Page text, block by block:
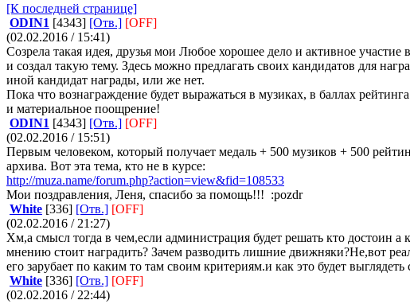
[К последней странице]
ODIN1 [4343] [Отв.] [OFF]
(02.02.2016 / 15:41)
Созрела такая идея, друзья мои Любое хорошее дело и активное участие
и создал такую тему. Здесь можно предлагать своих кандидатов для
иной кандидат награды, или же нет.
Пока что вознаграждение будет выражаться в музиках, в баллах
и материальное поощрение!
ODIN1 [4343] [Отв.] [OFF]
(02.02.2016 / 15:51)
Первым человеком, который получает медаль + 500 музиков + 500
архива. Вот эта тема, кто не в курсе:
http://muza.name/forum.php?action=view&fid=108533
Мои поздравления, Леня, спасибо за помощь!!! :pozdr
White [336] [Отв.] [OFF]
(02.02.2016 / 21:27)
Хм,а смысл тогда в чем,если администрация будет решать кто достоин
мнению стоит наградить? Зачем разводить лишние движняки?Не,вот
его зарубает по каким то там своим критериям.и как это будет выглядеть
White [336] [Отв.] [OFF]
(02.02.2016 / 22:44)